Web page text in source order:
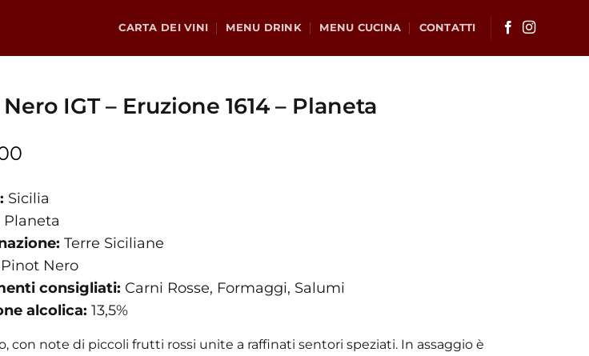
CARTA DEI VINI MENU DRINK MENU CUCINA CONTATTI
IGT – Eruzione 1614 – Planeta
Sicilia
Planeta
Terre Siciliane
Pinot Nero
consigliati: Carni Rosse, Formaggi, Salumi
alcolica: 13,5%
con note di piccoli frutti rossi unite a raffinati sentori speziati. In assaggio è